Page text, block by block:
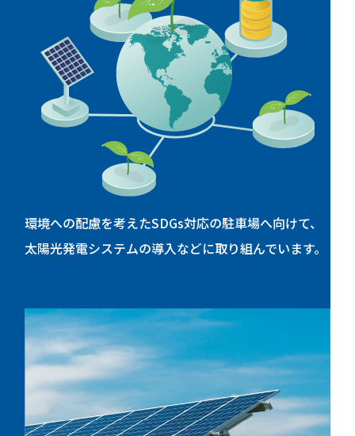
環境への配慮を考えたSDGs対応の駐車場へ向けて、
太陽光発電システムの導入などに取り組んでいます。